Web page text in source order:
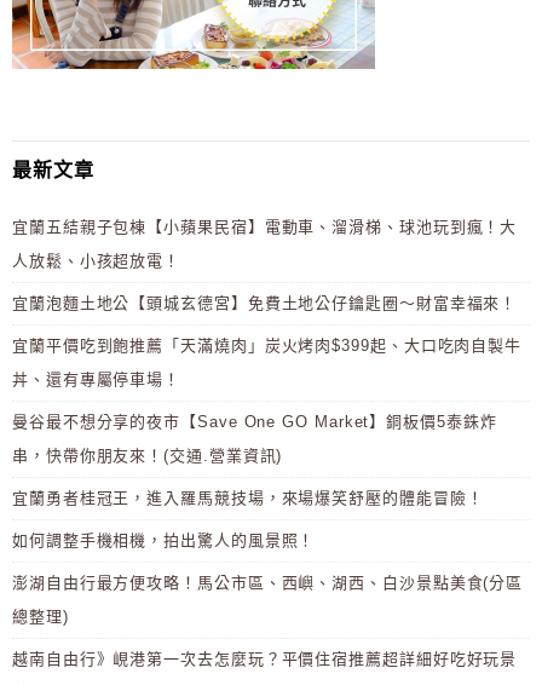
最新文章
宜蘭五結親子包棟【小蘋果民宿】電動車、溜滑梯、球池玩到瘋！大
人放鬆、小孩超放電！
宜蘭泡麵土地公【頭城玄德宮】免費土地公仔鑰匙圈～財富幸福來！
宜蘭平價吃到飽推薦「天滿燒肉」炭火烤肉$399起、大口吃肉自製牛
丼、還有專屬停車場！
曼谷最不想分享的夜市【Save One GO Market】銅板價5泰銖炸
串，快帶你朋友來！(交通.營業資訊)
宜蘭勇者桂冠王，進入羅馬競技場，來場爆笑舒壓的體能冒險！
如何調整手機相機，拍出驚人的風景照！
澎湖自由行最方便攻略！馬公市區、西嶼、湖西、白沙景點美食(分區
總整理)
越南自由行》峴港第一次去怎麼玩？平價住宿推薦超詳細好吃好玩景